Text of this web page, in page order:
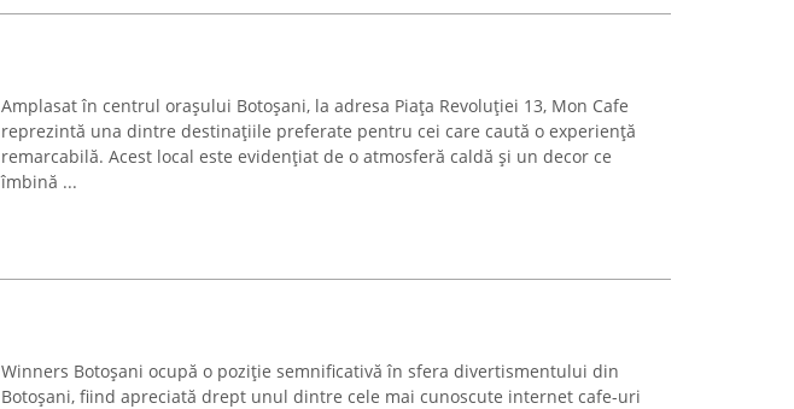
Amplasat în centrul orașului Botoșani, la adresa Piața Revoluției 13, Mon Cafe
reprezintă una dintre destinațiile preferate pentru cei care caută o experiență
remarcabilă. Acest local este evidențiat de o atmosferă caldă și un decor ce
îmbină ...
Winners Botoșani ocupă o poziție semnificativă în sfera divertismentului din
Botoșani, fiind apreciată drept unul dintre cele mai cunoscute internet cafe-uri